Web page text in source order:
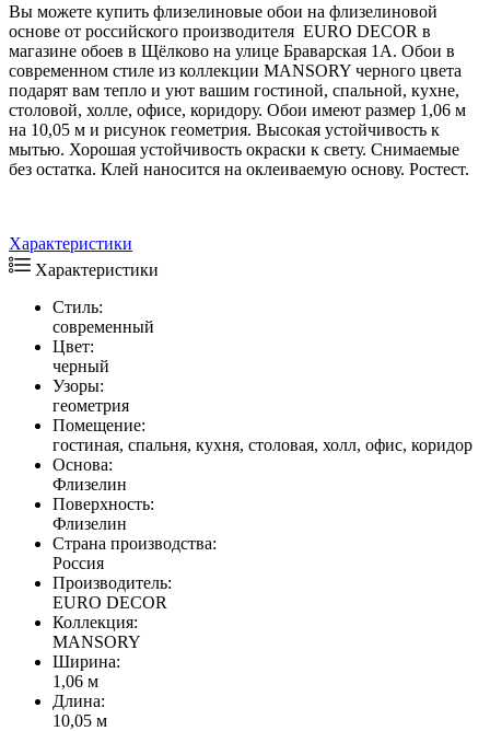
Вы можете купить флизелиновые обои на флизелиновой
основе от российского производителя EURO DECOR в
магазине обоев в Щёлково на улице Браварская 1А. Обои в
современном стиле из коллекции MANSORY черного цвета
подарят вам тепло и уют вашим гостиной, спальной, кухне,
столовой, холле, офисе, коридору. Обои имеют размер 1,06 м
на 10,05 м и рисунок геометрия. Высокая устойчивость к
мытью. Хорошая устойчивость окраски к свету. Снимаемые
без остатка. Клей наносится на оклеиваемую основу. Ростест.
Характеристики
Характеристики
Стиль:
современный
Цвет:
черный
Узоры:
геометрия
Помещение:
гостиная, спальня, кухня, столовая, холл, офис, коридор
Основа:
Флизелин
Поверхность:
Флизелин
Страна производства:
Россия
Производитель:
EURO DECOR
Коллекция:
MANSORY
Ширина:
1,06 м
Длина:
10,05 м